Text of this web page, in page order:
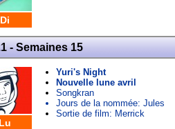
- Semaines 15
Yuri's Night
Nouvelle lune avril
Songkran
Jours de la nommée: Jules
Sortie de film: Merrick